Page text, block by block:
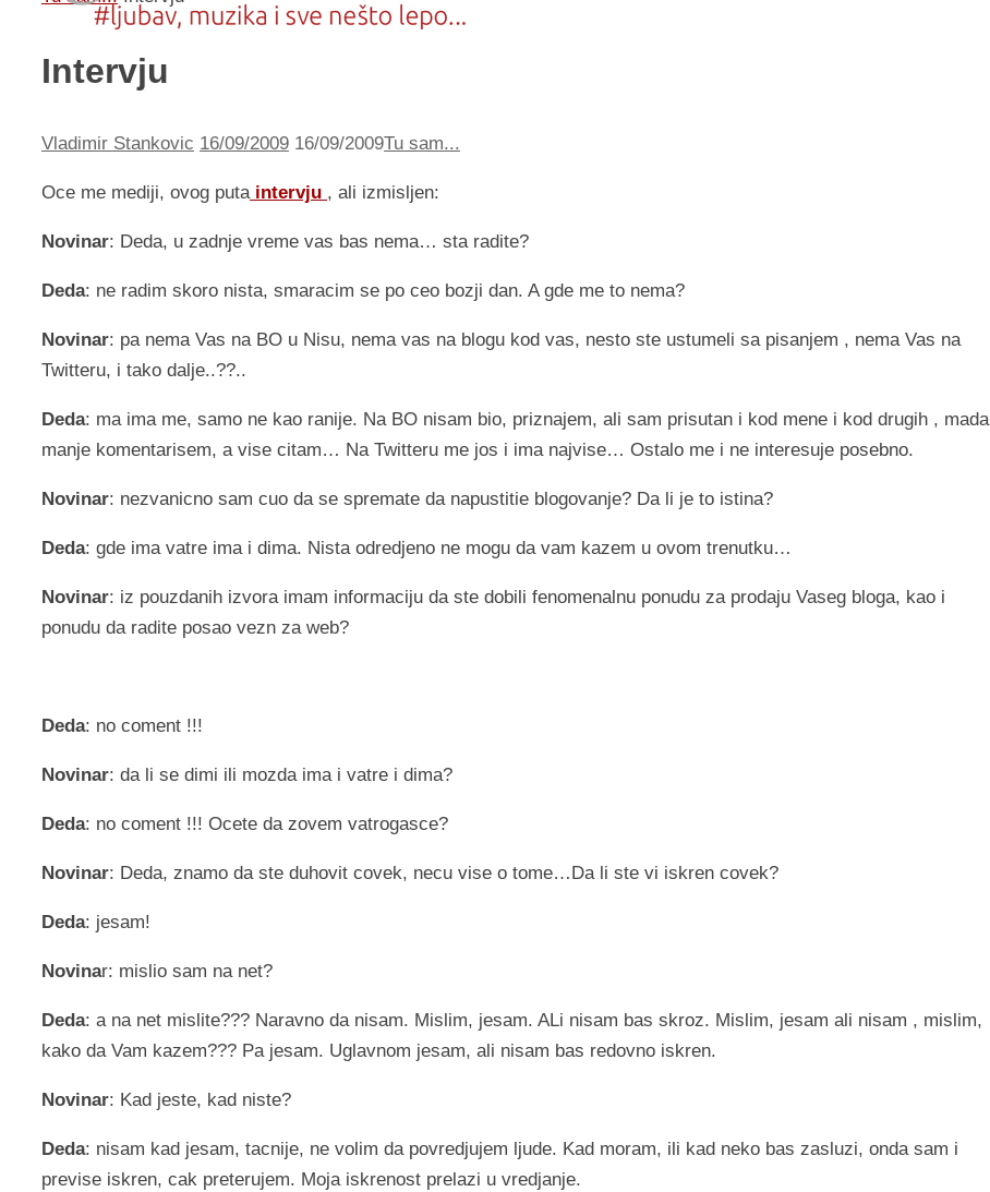
Intervju
Vladimir Stankovic 16/09/2009 16/09/2009Tu sam...
Oce me mediji, ovog putaintervju , ali izmisljen:
Novinar: Deda, u zadnje vreme vas bas nema… sta radite?
Deda: ne radim skoro nista, smaracim se po ceo bozji dan. A gde me to nema?
Novinar: pa nema Vas na BO u Nisu, nema vas na blogu kod vas, nesto ste ustumeli sa pisanjem , nema Vas na
Twitteru, i tako dalje..??..
Deda: ma ima me, samo ne kao ranije. Na BO nisam bio, priznajem, ali sam prisutan i kod mene i kod drugih , mada
manje komentarisem, a vise citam… Na Twitteru me jos i ima najvise… Ostalo me i ne interesuje posebno.
Novinar: nezvanicno sam cuo da se spremate da napustitie blogovanje? Da li je to istina?
Deda: gde ima vatre ima i dima. Nista odredjeno ne mogu da vam kazem u ovom trenutku…
Novinar: iz pouzdanih izvora imam informaciju da ste dobili fenomenalnu ponudu za prodaju Vaseg bloga, kao i
ponudu da radite posao vezn za web?
Deda: no coment !!!
Novinar: da li se dimi ili mozda ima i vatre i dima?
Deda: no coment !!! Ocete da zovem vatrogasce?
Novinar: Deda, znamo da ste duhovit covek, necu vise o tome…Da li ste vi iskren covek?
Deda: jesam!
Novinar: mislio sam na net?
Deda: a na net mislite??? Naravno da nisam. Mislim, jesam. ALi nisam bas skroz. Mislim, jesam ali nisam , mislim,
kako da Vam kazem??? Pa jesam. Uglavnom jesam, ali nisam bas redovno iskren.
Novinar: Kad jeste, kad niste?
Deda: nisam kad jesam, tacnije, ne volim da povredjujem ljude. Kad moram, ili kad neko bas zasluzi, onda sam i
previse iskren, cak preterujem. Moja iskrenost prelazi u vredjanje.